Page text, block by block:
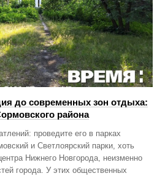
до современных зон отдыха:
района
проведите его в парках
и Светлоярский парки, хоть
Нижнего Новгорода, неизменно
города. У этих общественных